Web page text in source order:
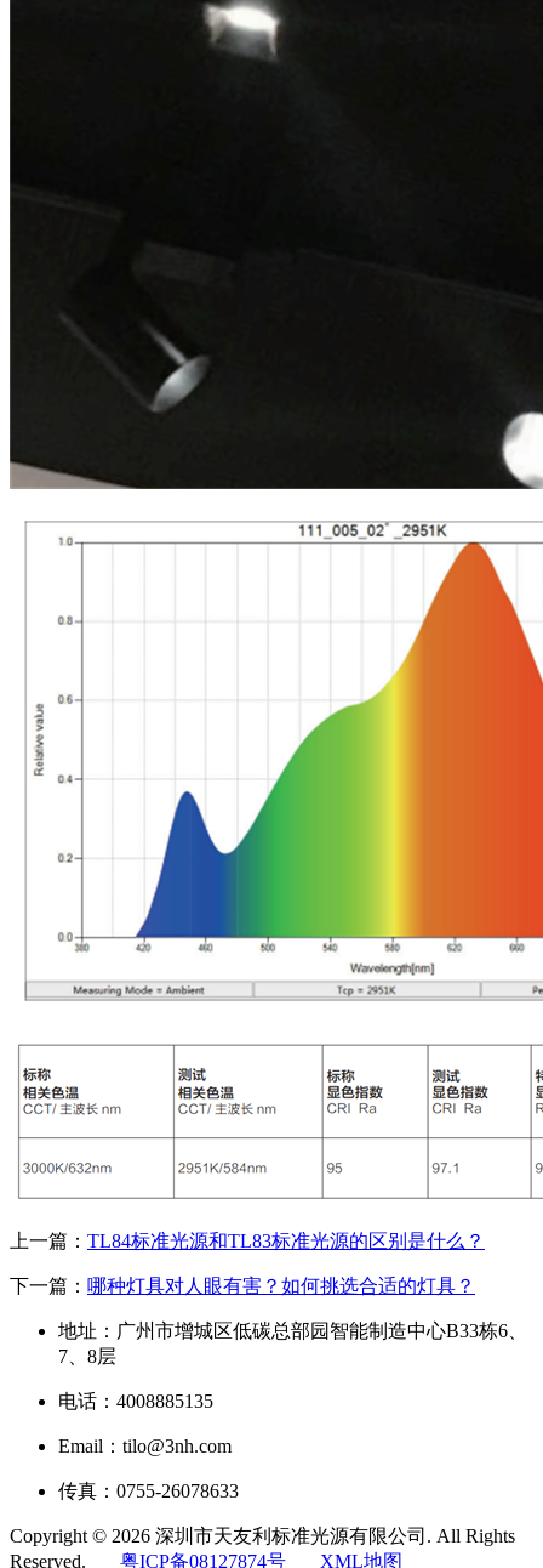
上一篇： TL84标准光源和TL83标准光源的区别是什么？
下一篇： 哪种灯具对人眼有害？如何挑选合适的灯具？
地址：广州市增城区低碳总部园智能制造中心B33栋6、
7、8层
电话：4008885135
Email：tilo@3nh.com
传真：0755-26078633
Copyright © 2026 深圳市天友利标准光源有限公司. All Rights
Reserved. 粤ICP备08127874号 XML地图